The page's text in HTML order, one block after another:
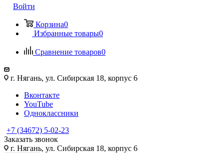
Войти
Корзина0
Избранные товары0
Сравнение товаров0
г. Нягань, ул. Сибирская 18, корпус 6
Вконтакте
YouTube
Одноклассники
+7 (34672) 5-02-23
Заказать звонок
г. Нягань, ул. Сибирская 18, корпус 6